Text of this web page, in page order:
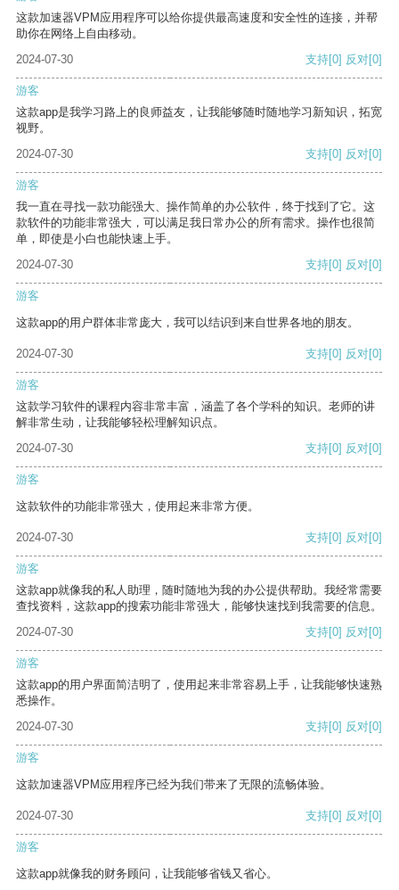
这款加速器VPM应用程序可以给你提供最高速度和安全性的连接，并帮
助你在网络上自由移动。
2024-07-30
支持[0] 反对[0]
游客
这款app是我学习路上的良师益友，让我能够随时随地学习新知识，拓宽
视野。
2024-07-30
支持[0] 反对[0]
游客
我一直在寻找一款功能强大、操作简单的办公软件，终于找到了它。这
款软件的功能非常强大，可以满足我日常办公的所有需求。操作也很简
单，即使是小白也能快速上手。
2024-07-30
支持[0] 反对[0]
游客
这款app的用户群体非常庞大，我可以结识到来自世界各地的朋友。
2024-07-30 支持[0] 反对[0]
游客
这款学习软件的课程内容非常丰富，涵盖了各个学科的知识。老师的讲
解非常生动，让我能够轻松理解知识点。
2024-07-30
支持[0] 反对[0]
游客
这款软件的功能非常强大，使用起来非常方便。
2024-07-30 支持[0] 反对[0]
游客
这款app就像我的私人助理，随时随地为我的办公提供帮助。我经常需要
查找资料，这款app的搜索功能非常强大，能够快速找到我需要的信息。
2024-07-30
支持[0] 反对[0]
游客
这款app的用户界面简洁明了，使用起来非常容易上手，让我能够快速熟
悉操作。
2024-07-30
支持[0] 反对[0]
游客
这款加速器VPM应用程序已经为我们带来了无限的流畅体验。
2024-07-30 支持[0] 反对[0]
游客
这款app就像我的财务顾问，让我能够省钱又省心。